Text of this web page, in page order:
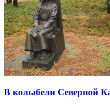
В колыбели Северной